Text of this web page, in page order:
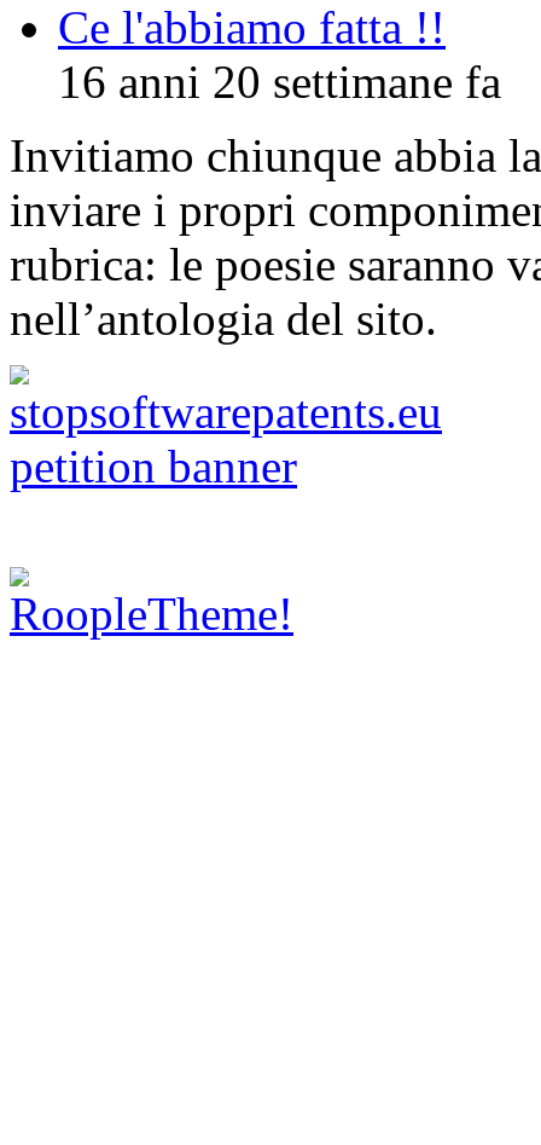
Ce l'abbiamo fatta !!
16 anni 20 settimane fa
Invitiamo chiunque abbia
inviare i propri
rubrica: le poesie saranno
nell’antologia del sito.